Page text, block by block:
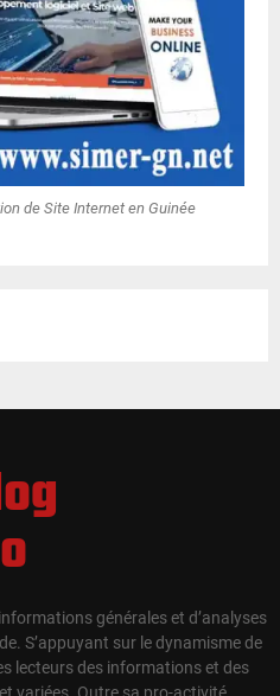
de Site Internet en Guinée
générales et d’analyses
S’appuyant sur le dynamisme de
lecteurs des informations et des